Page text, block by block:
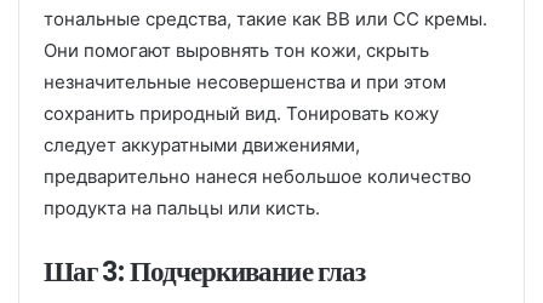
тональные средства, такие как BB или CC кремы.
Они помогают выровнять тон кожи, скрыть
незначительные несовершенства и при этом
сохранить природный вид. Тонировать кожу
следует аккуратными движениями,
предварительно нанеся небольшое количество
продукта на пальцы или кисть.
Шаг 3: Подчеркивание глаз